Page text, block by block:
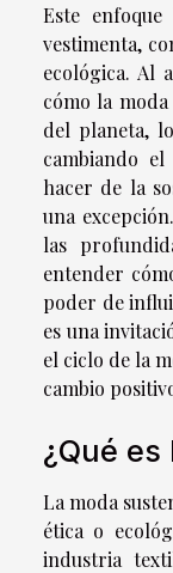
Este
vestimenta,
ecológica. Al
cómo la
del planeta,
cambiando
hacer de la
una
las
entender
poder de
es una
el ciclo de la
cambio
¿Qué
La moda
ética o
industria